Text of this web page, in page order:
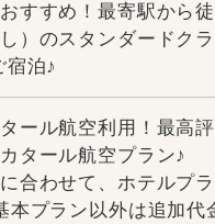
すすめ！最寄駅から
）のスタンダードク
宿泊♪
ール航空利用！最高
タール航空プラン♪
合わせて、ホテルプ
プラン以外は追加代